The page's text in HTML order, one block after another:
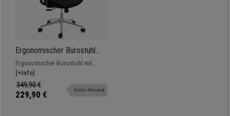
Ergonomischer Bürostuhl
RIVER mit Kopfstütze,
modernes Design,
Wippfunktion, Farbe
Schwarz
Ergonomischer Bürostuhl mit
innovativem Design und
verstellbaren Armlehnen.
[+Info]
349,90 €
229,90 € Gratis Versand